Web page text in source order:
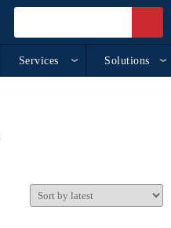
Services Solutions